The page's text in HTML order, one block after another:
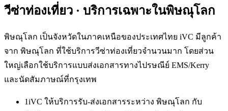
วีซ่าท่องเที่ยว · บริการเฉพาะในพิษณุโลก
พิษณุโลก เป็นจังหวัดในภาคเหนือของประเทศไทย iVC มีลูกค้า
จาก พิษณุโลก ที่ใช้บริการวีซ่าท่องเที่ยวจำนวนมาก โดยส่วน
ใหญ่เลือกใช้บริการแบบส่งเอกสารทางไปรษณีย์ EMS/Kerry
และนัดสัมภาษณ์ที่กรุงเทพ
1iVC ให้บริการรับ-ส่งเอกสารระหว่าง พิษณุโลก กับ